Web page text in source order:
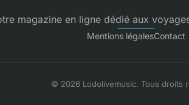
magazine en ligne dédié aux
Mentions légalesContact
© 2026 Lodolivemusic. Tous droits